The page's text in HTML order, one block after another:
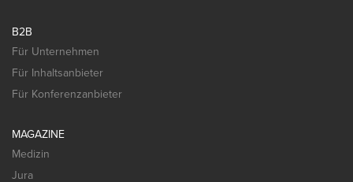
B2B
Für Unternehmen
Für Inhaltsanbieter
Für Konferenzanbieter
MAGAZINE
Medizin
Jura